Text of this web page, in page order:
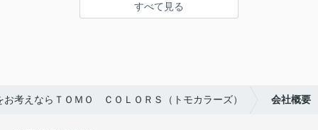
すべて見る
考えならＴＯＭＯ ＣＯＬＯＲＳ（トモカラーズ） 会社概要